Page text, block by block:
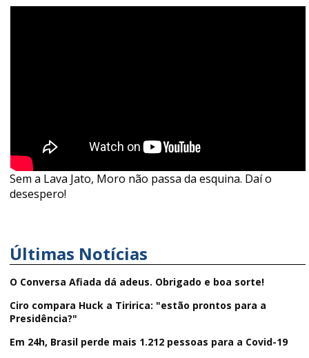
Sem a Lava Jato, Moro não passa da esquina. Daí o
desespero!
Últimas Notícias
O Conversa Afiada dá adeus. Obrigado e boa sorte!
Ciro compara Huck a Tiririca: "estão prontos para a
Presidência?"
Em 24h, Brasil perde mais 1.212 pessoas para a Covid-19